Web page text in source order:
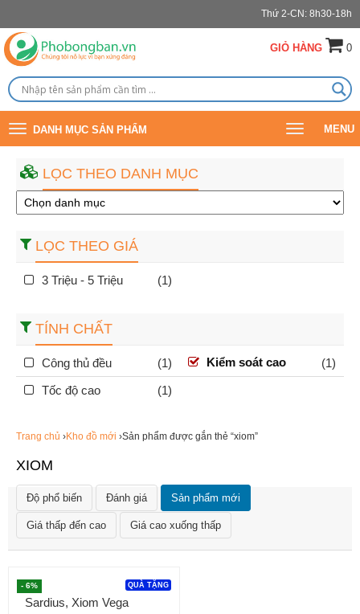
Thứ 2-CN: 8h30-18h
GIỎ HÀNG 0
Toggle
navigation
DANH MỤC SẢN PHẨM
Toggle
navigation
MENU
LỌC THEO DANH MỤC
LỌC THEO GIÁ
3 Triệu - 5 Triệu (1)
TÍNH CHẤT
Công thủ đều (1) Kiểm soát cao
(1)
Tốc độ cao
(1)
Trang chủ ›Kho đồ mới ›Sản phẩm được gắn thẻ “xiom”
XIOM
Độ phổ biến Đánh giá Sản phẩm mới
Giá thấp đến cao Giá cao xuống thấp
Sardius, Xiom Vega
- 6% QUÀ TẶNG